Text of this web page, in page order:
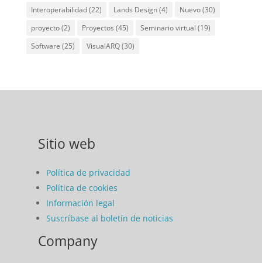
Interoperabilidad(22) Lands Design(4) Nuevo(30)
proyecto(2) Proyectos (45) Seminario virtual (19)
Software (25) VisualARQ(30)
Sitio web
Política de privacidad
Política de cookies
Información legal
Suscríbase al boletín de noticias
Company